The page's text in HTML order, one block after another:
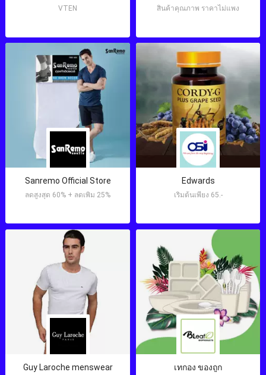
VTEN สินค้าคุณภาพ ราคาไม่แพง
Sanremo Official Store
ลดสูงสุด 60% + ลดเพิ่ม 25%
Edwards
เริ่มต้นเพียง 65.-
Guy Laroche menswear เทกอง ของถูก